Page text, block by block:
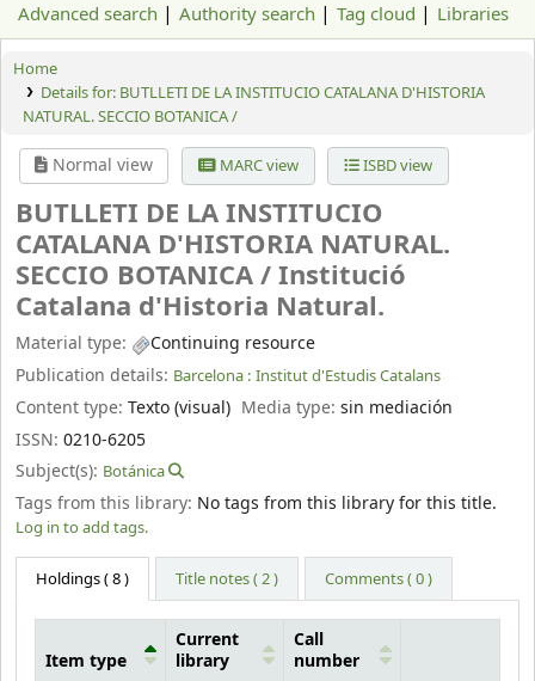
Advanced search Authority search Tag cloud Libraries
Home
Details for: BUTLLETI DE LA INSTITUCIO CATALANA D'HISTORIA
NATURAL. SECCIO BOTANICA /
Normal view MARC view ISBD view
BUTLLETI DE LA INSTITUCIO
CATALANA D'HISTORIA NATURAL.
SECCIO BOTANICA /Institució
Catalana d'Historia Natural.
Material type:
Continuing resource
Publication details: Barcelona : Institut d'Estudis Catalans
Content type: Texto (visual) Media type:sin mediación
ISSN: 0210-6205
Subject(s): Botánica
Tags from this library: No tags from this library for this title.
Log in to add tags.
Holdings( 8 ) Title notes ( 2 ) Comments ( 0 )
Item type
Current
library
Call
number